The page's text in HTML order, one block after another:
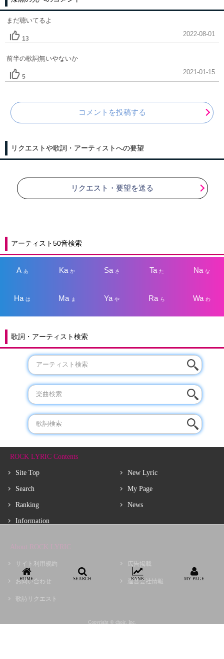
まだ聴いてるよ
13
2022-08-01
前半の歌詞無いやないか
5
2021-01-15
コメントを投稿する
リクエストや歌詞・アーティストへの要望
リクエスト・要望を送る
アーティスト50音検索
A あ Kaか Sa さ Taた Na な
Haは Ma ま Yaや Ra ら Wa わ
歌詞・アーティスト検索
ROCK LYRIC Contents
Site Top
Search
Ranking
Information
New Lyric
My Page
News
About ROCK LYRIC
サイト利用規約
お問い合わせ
歌詩リクエスト
広告掲載
運営会社情報
Copyright © choir, Inc.
HOME SEARCH RANK MY PAGE